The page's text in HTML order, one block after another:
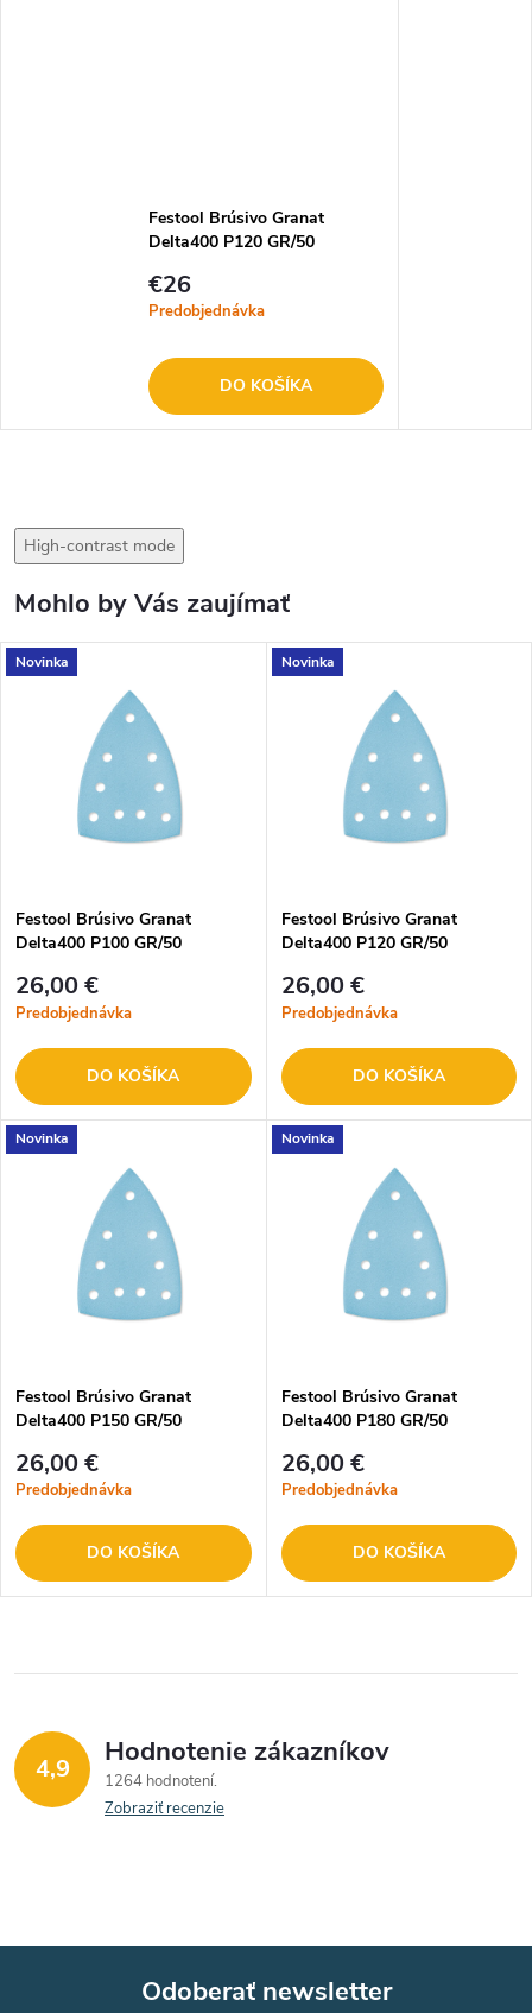
Festool Brúsivo Granat
Delta400 P120 GR/50
€26
Predobjednávka
DO KOŠÍKA
High-contrast mode
Mohlo by Vás zaujímať
Novinka
Festool Brúsivo Granat
Delta400 P100 GR/50
26,00 €
Predobjednávka
DO KOŠÍKA
Novinka
Festool Brúsivo Granat
Delta400 P120 GR/50
26,00 €
Predobjednávka
DO KOŠÍKA
Novinka
Festool Brúsivo Granat
Delta400 P150 GR/50
26,00 €
Predobjednávka
DO KOŠÍKA
Novinka
Festool Brúsivo Granat
Delta400 P180 GR/50
26,00 €
Predobjednávka
DO KOŠÍKA
4,9 Hodnotenie zákazníkov
1264 hodnotení
Zobraziť recenzie
Odoberať newsletter